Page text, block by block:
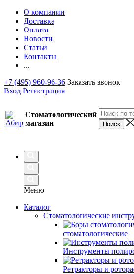
О компании
Доставка
Оплата
Новости
Статьи
Контакты
...
+7 (495) 960-96-36 Заказать звонок
Вход Регистрация
Стоматологический
магазин
Меню
Каталог
Стоматологические
стоматологические
Инструменты
Ретракторы и